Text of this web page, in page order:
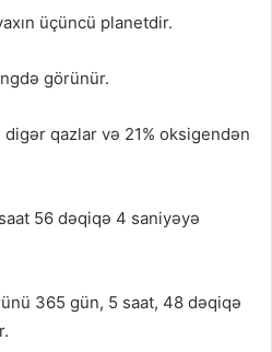
üçüncü planetdir.
görünür.
qazlar və 21% oksigendən
56 dəqiqə 4 saniyəyə
365 gün, 5 saat, 48 dəqiqə